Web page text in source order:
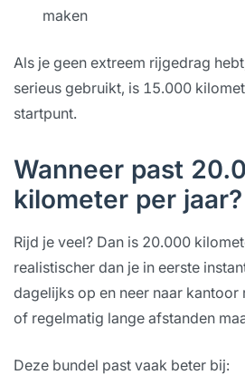
maken
Als je geen extreem rijgedrag
serieus gebruikt, is 15.000
startpunt.
Wanneer past
kilometer per jaar?
Rijd je veel? Dan is 20.000
realistischer dan je in eerste
dagelijks op en neer naar
of regelmatig lange afstanden
Deze bundel past vaak beter bij: